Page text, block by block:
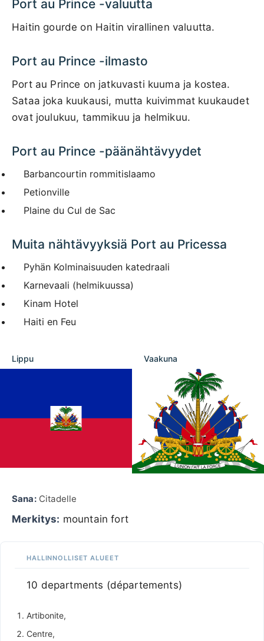
Port au Prince -valuutta
Haitin gourde on Haitin virallinen valuutta.
Port au Prince -ilmasto
Port au Prince on jatkuvasti kuuma ja kostea.
Sataa joka kuukausi, mutta kuivimmat kuukaudet
ovat joulukuu, tammikuu ja helmikuu.
Port au Prince -päänähtävyydet
Barbancourtin rommitislaamo
Petionville
Plaine du Cul de Sac
Muita nähtävyyksiä Port au Pricessa
Pyhän Kolminaisuuden katedraali
Karnevaali (helmikuussa)
Kinam Hotel
Haiti en Feu
Lippu Vaakuna
Sana:Citadelle
Merkitys: mountain fort
HALLINNOLLISET ALUEET
10 departments (départements)
Artibonite,
Centre,